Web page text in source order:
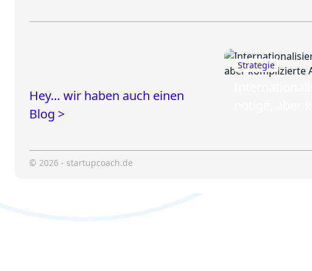
Hey… wir haben auch einen
Blog >
Strategie
© 2026 - startupcoach.de